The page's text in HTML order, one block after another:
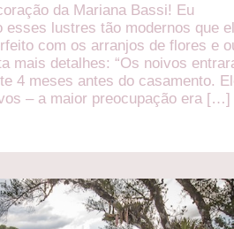
da Mariana Bassi! Eu
esses lustres tão modernos que
com os arranjos de flores e
mais detalhes: “Os noivos
4 meses antes do casamento.
– a maior preocupação era […]